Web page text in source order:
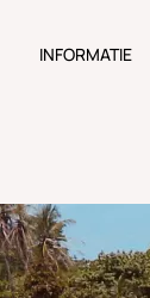
INFORMATIE